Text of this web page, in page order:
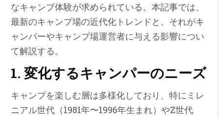
なキャンプ体験が求められている。本記事では、
最新のキャンプ場の近代化トレンドと、それがキ
ャンパーやキャンプ場運営者に与える影響につい
て解説する。
1. 変化するキャンパーのニーズ
キャンプを楽しむ層は多様化しており、特にミレ
ニアル世代（1981年〜1996年生まれ）やZ世代